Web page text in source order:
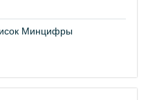
Минцифры